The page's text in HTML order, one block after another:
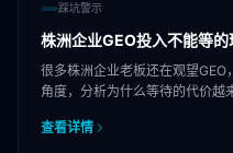
踩坑警示
株洲企业GEO投入不能等
很多株洲企业老板还在观望
角度，分析为什么等待的代价越
查看详情